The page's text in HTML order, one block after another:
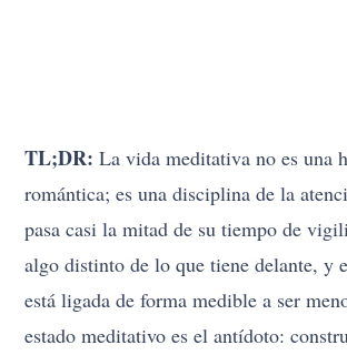
TL;DR: La vida meditativa no es una
romántica; es una disciplina de la
pasa casi la mitad de su tiempo de
algo distinto de lo que tiene delante, y
está ligada de forma medible a ser
estado meditativo es el antídoto: